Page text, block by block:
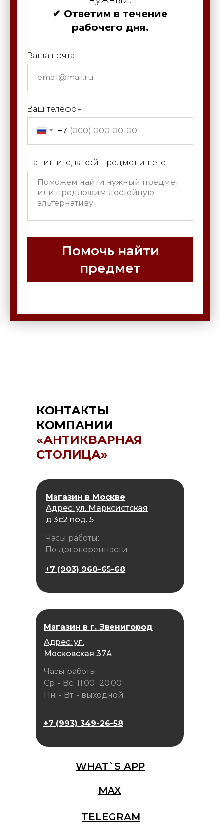
✔ Ответим в течение
рабочего дня.
Ваша почта
Ваш телефон
+7
Напишите, какой предмет ищете.
Помочь найти
предмет
КОНТАКТЫ
КОМПАНИИ
«АНТИКВАРНАЯ
СТОЛИЦА»
Магазин в Москве
Адрес: ул. Марксистская
д 3с2 под. 5
Часы работы:
По договоренности
MAX
TELEGRAM
WHAT`S APP
Часы работы:
Ср. - Вс. 11:00−20:00
Пн. - Вт. - выходной
Магазин в г. Звенигород
Адрес: ул.
Московская 37А
+7 (993) 349-26-58
+7 (903) 968-65-68